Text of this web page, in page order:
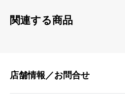
関連する商品
店舗情報／お問合せ